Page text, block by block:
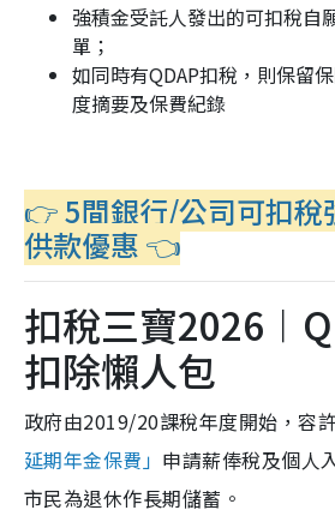
強積金受託人發出的可扣稅自
單；
如同時有QDAP扣稅，則保留
度摘要及保費紀錄
👉 5間銀行/公司可扣稅
供款優惠 👈
扣稅三寶
扣除懶人包
政府由2019/20課稅年度開始，容
延期年金保費」 申請薪俸稅及個人
市民為退休作長期儲蓄。